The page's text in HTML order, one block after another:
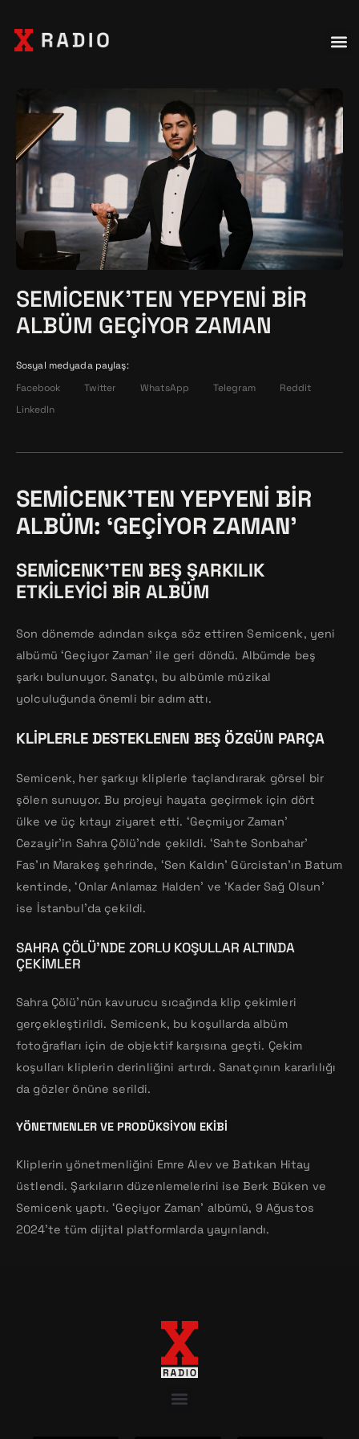
SEMICENK’TEN YEPYENI BIR
ALBÜM GEÇIYOR ZAMAN
Sosyal medyada paylaş:
Facebook
Twitter WhatsApp Telegram
Reddit
LinkedIn
SEMICENK’TEN YEPYENI BIR
ALBÜM: ‘GEÇIYOR ZAMAN’
SEMICENK’TEN BEŞ ŞARKILIK
ETKILEYICI BIR ALBÜM
Son dönemde adından sıkça söz ettiren Semicenk, yeni
albümü ‘Geçiyor Zaman’ ile geri döndü. Albümde beş
şarkı bulunuyor. Sanatçı, bu albümle müzikal
yolculuğunda önemli bir adım attı.
KLIPLERLE DESTEKLENEN BEŞ ÖZGÜN PARÇA
Semicenk, her şarkıyı kliplerle taçlandırarak görsel bir
şölen sunuyor. Bu projeyi hayata geçirmek için dört
ülke ve üç kıtayı ziyaret etti. ‘Geçmiyor Zaman’
Cezayir’in Sahra Çölü’nde çekildi. ‘Sahte Sonbahar’
Fas’ın Marakeş şehrinde, ‘Sen Kaldın’ Gürcistan’ın Batum
kentinde, ‘Onlar Anlamaz Halden’ ve ‘Kader Sağ Olsun’
ise İstanbul’da çekildi.
SAHRA ÇÖLÜ’NDE ZORLU KOŞULLAR ALTINDA
ÇEKIMLER
Sahra Çölü’nün kavurucu sıcağında klip çekimleri
gerçekleştirildi. Semicenk, bu koşullarda albüm
fotoğrafları için de objektif karşısına geçti. Çekim
koşulları kliplerin derinliğini artırdı. Sanatçının kararlılığı
da gözler önüne serildi.
YÖNETMENLER VE PRODÜKSIYON EKIBI
Kliplerin yönetmenliğini Emre Alev ve Batıkan Hitay
üstlendi. Şarkıların düzenlemelerini ise Berk Büken ve
Semicenk yaptı. ‘Geçiyor Zaman’ albümü, 9 Ağustos
2024’te tüm dijital platformlarda yayınlandı.